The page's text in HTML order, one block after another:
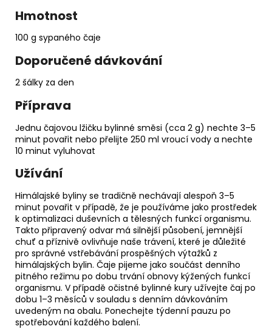
Hmotnost
100 g sypaného čaje
Doporučené dávkování
2 šálky za den
Příprava
Jednu čajovou lžičku bylinné směsi (cca 2 g) nechte 3–5
minut povařit nebo přelijte 250 ml vroucí vody a nechte
10 minut vyluhovat
Užívání
Himálajské byliny se tradičně nechávají alespoň 3–5
minut povařit v případě, že je používáme jako prostředek
k optimalizaci duševních a tělesných funkcí organismu.
Takto připravený odvar má silnější působení, jemnější
chuť a příznivě ovlivňuje naše trávení, které je důležité
pro správné vstřebávání prospěšných výtažků z
himálajských bylin. Čaje pijeme jako součást denního
pitného režimu po dobu trvání obnovy kýžených funkcí
organismu. V případě očistné bylinné kury užívejte čaj po
dobu 1–3 měsíců v souladu s denním dávkováním
uvedeným na obalu. Ponechejte týdenní pauzu po
spotřebování každého balení.